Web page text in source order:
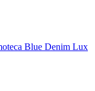
Blue Denim Lux